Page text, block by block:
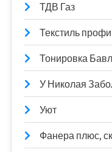
ТДВ Газ
Текстиль профи
Тонировка
У Николая
Уют
Фанера плюс,